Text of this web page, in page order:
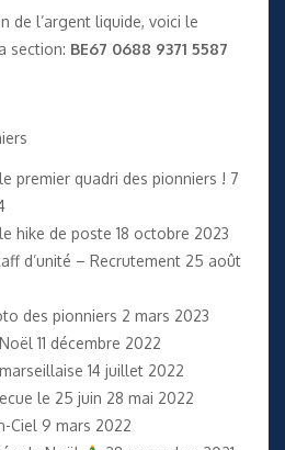
de l’argent liquide, voici le
section: BE67 0688 9371 5587
premier quadri des pionniers ! 7
hike de poste 18 octobre 2023
d’unité – Recrutement 25 août
des pionniers 2 mars 2023
11 décembre 2022
14 juillet 2022
le 25 juin 28 mai 2022
Ciel 9 mars 2022